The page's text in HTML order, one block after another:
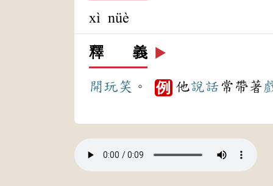
xì nüè
釋 義 ▶️
開玩笑 。 例 他說話 常帶著